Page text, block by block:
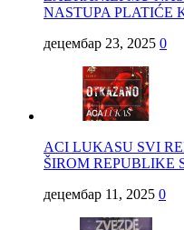
NASTUPA PLATIĆE
децембар 23, 2025 0
ACI LUKASU SVI
ŠIROM REPUBLIKE
децембар 11, 2025 0